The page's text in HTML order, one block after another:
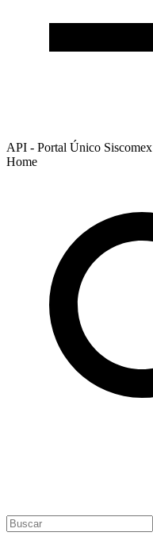
API - Portal Único Siscomex
Home